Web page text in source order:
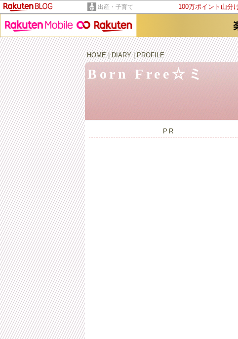
出産・子育て 100万ポイント山分
HOME|DIARY|PROFILE
Born Free☆ミ
PR